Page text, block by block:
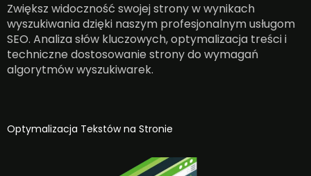
Zwiększ widoczność swojej strony w wynikach
wyszukiwania dzięki naszym profesjonalnym usługom
SEO. Analiza słów kluczowych, optymalizacja treści i
techniczne dostosowanie strony do wymagań
algorytmów wyszukiwarek.
Optymalizacja Tekstów na Stronie